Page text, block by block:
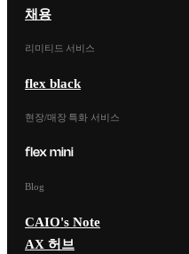
채용
리미티드 서비스
flex black
현장/매장 특화 서비스
Blog
CAIO's Note
AX 허브